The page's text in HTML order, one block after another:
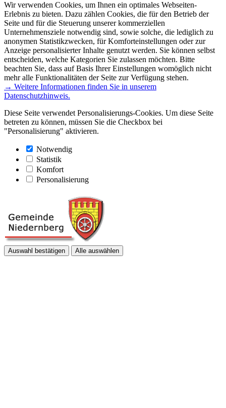
Wir verwenden Cookies, um Ihnen ein optimales Webseiten-
Erlebnis zu bieten. Dazu zählen Cookies, die für den Betrieb der
Seite und für die Steuerung unserer kommerziellen
Unternehmensziele notwendig sind, sowie solche, die lediglich zu
anonymen Statistikzwecken, für Komforteinstellungen oder zur
Anzeige personalisierter Inhalte genutzt werden. Sie können selbst
entscheiden, welche Kategorien Sie zulassen möchten. Bitte
beachten Sie, dass auf Basis Ihrer Einstellungen womöglich nicht
mehr alle Funktionalitäten der Seite zur Verfügung stehen.
→ Weitere Informationen finden Sie in unserem
Datenschutzhinweis.
Diese Seite verwendet Personalisierungs-Cookies. Um diese Seite
betreten zu können, müssen Sie die Checkbox bei
"Personalisierung" aktivieren.
Notwendig
Statistik
Komfort
Personalisierung
Auswahl bestätigen Alle auswählen